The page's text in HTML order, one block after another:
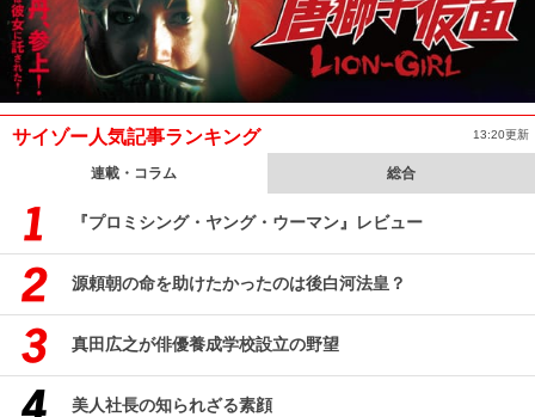
サイゾー人気記事ランキング 13:20更新
連載・コラム 総合
『プロミシング・ヤング・ウーマン』レビュー
源頼朝の命を助けたかったのは後白河法皇？
真田広之が俳優養成学校設立の野望
美人社長の知られざる素顔